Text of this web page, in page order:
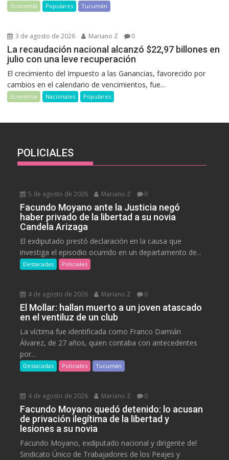
Economía Populares Tucumán
3 de agosto de 2026 Mariano Z 0
La recaudación nacional alcanzó $22,97 billones en
julio con una leve recuperación
El crecimiento del Impuesto a las Ganancias, favorecido por
cambios en el calendario de vencimientos, fue...
Economía Nacionales Populares
POLICIALES
5 de agosto de 2026 Mariano Z 0
Facundo Moyano ante la Justicia negó
haber privado de la libertad a su novia
Candela Arizaga
El exdiputado prestó declaración en la causa que
investiga el episodio ocurrido en un departamento de...
Destacadas Policiales
4 de agosto de 2026 Mariano Z 0
El Mollar: hallan muerto a un joven atascado
en el ventiluz de un club
La víctima fue identificada como Franco Damián
Álvarez, de 27 años, quien contaba con antecedentes
por...
Destacadas Policiales Tucumán
4 de agosto de 2026 Mariano Z 0
Facundo Moyano quedó detenido: lo acusan
de privación ilegítima de la libertad y
lesiones a su novia
Facundo Moyano, exdiputado nacional y dirigente del
Sindicato Único de Trabajadores de los Peajes y